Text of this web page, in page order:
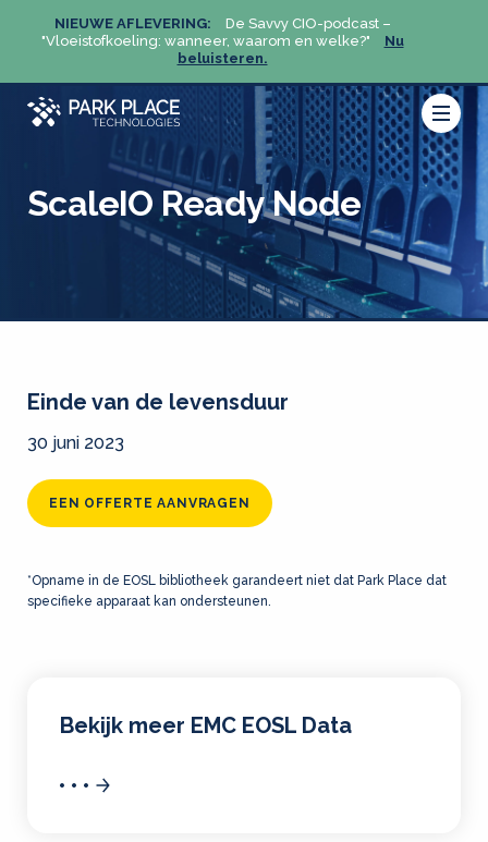
NIEUWE AFLEVERING:
De Savvy CIO-podcast –
"Vloeistofkoeling: wanneer, waarom en welke?"
Nu
beluisteren.
ScaleIO Ready Node
Einde van de levensduur
30 juni 2023
EEN OFFERTE AANVRAGEN
*Opname in de EOSL bibliotheek garandeert niet dat Park Place dat
specifieke apparaat kan ondersteunen.
Bekijk meer EMC EOSL Data